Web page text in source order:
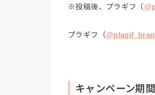
※投稿後、プラギフ（
プラギフ（
キャンペーン期間